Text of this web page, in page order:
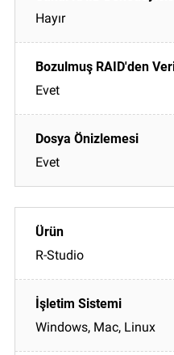
Hayır
Evet
Evet
R-Studio
Windows, Mac, Linux